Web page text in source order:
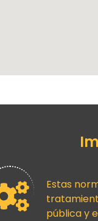
Estas
pública y